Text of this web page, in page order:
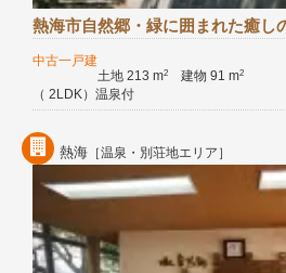
熱海市自然郷・緑に囲まれた癒
中古一戸建
土地 213 m2 建物 91 m2
（ 2LDK）温泉付
熱海 ［温泉・別荘地エリア］